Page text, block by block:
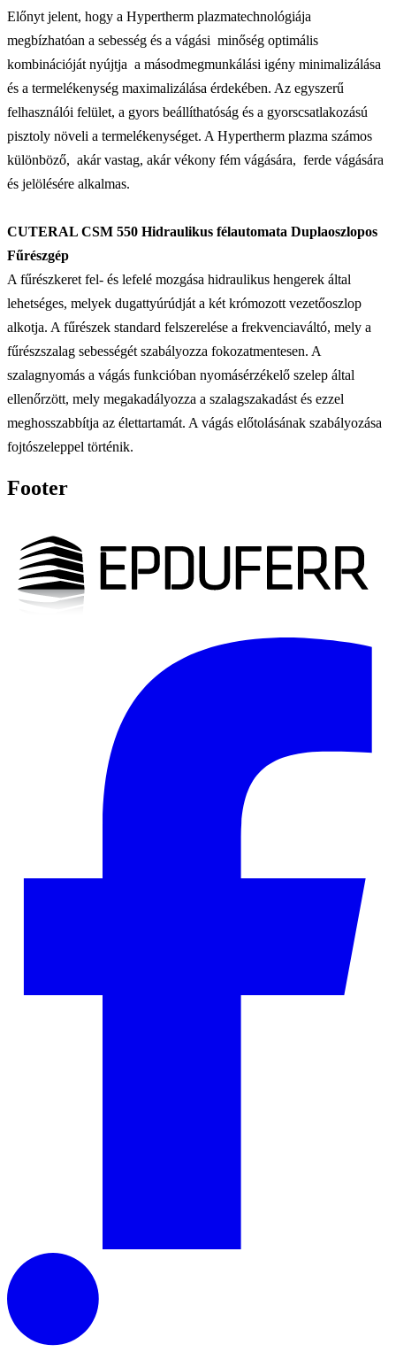
Előnyt jelent, hogy a Hypertherm plazmatechnológiája
megbízhatóan a sebesség és a vágási minőség optimális
kombinációját nyújtja a másodmegmunkálási igény minimalizálása
és a termelékenység maximalizálása érdekében. Az egyszerű
felhasználói felület, a gyors beállíthatóság és a gyorscsatlakozású
pisztoly növeli a termelékenységet. A Hypertherm plazma számos
különböző, akár vastag, akár vékony fém vágására, ferde vágására
és jelölésére alkalmas.
CUTERAL CSM 550 Hidraulikus félautomata Duplaoszlopos
Fűrészgép
A fűrészkeret fel- és lefelé mozgása hidraulikus hengerek által
lehetséges, melyek dugattyúrúdját a két krómozott vezetőoszlop
alkotja. A fűrészek standard felszerelése a frekvenciaváltó, mely a
fűrészszalag sebességét szabályozza fokozatmentesen. A
szalagnyomás a vágás funkcióban nyomásérzékelő szelep által
ellenőrzött, mely megakadályozza a szalagszakadást és ezzel
meghosszabbítja az élettartamát. A vágás előtolásának szabályozása
fojtószeleppel történik.
Footer